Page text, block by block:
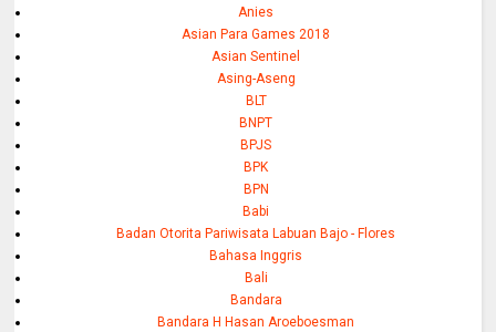
Anies
Asian Para Games 2018
Asian Sentinel
Asing-Aseng
BLT
BNPT
BPJS
BPK
BPN
Babi
Badan Otorita Pariwisata Labuan Bajo - Flores
Bahasa Inggris
Bali
Bandara
Bandara H Hasan Aroeboesman